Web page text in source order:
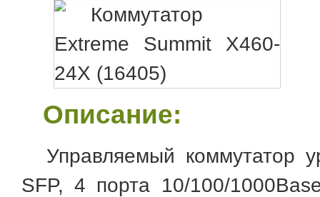
Описание:
Управляемый коммутатор
SFP, 4 порта 10/100/